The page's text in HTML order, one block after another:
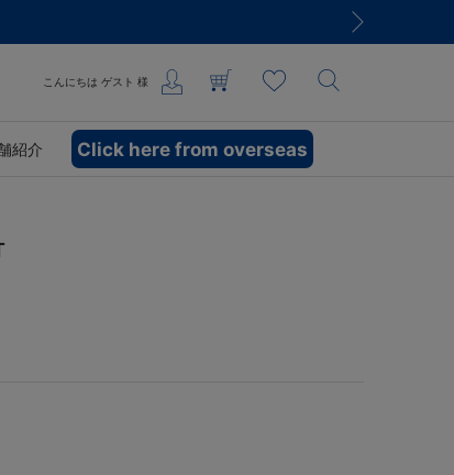
こんにちは ゲスト 様
紹介 Click here from overseas